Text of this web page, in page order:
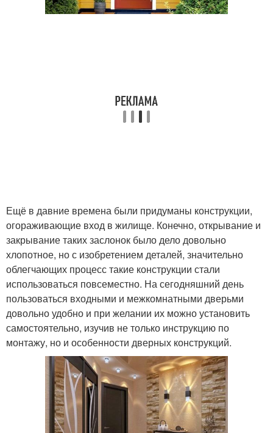
Ещё в давние времена были придуманы конструкции,
огораживающие вход в жилище. Конечно, открывание и
закрывание таких заслонок было дело довольно
хлопотное, но с изобретением деталей, значительно
облегчающих процесс такие конструкции стали
использоваться повсеместно. На сегодняшний день
пользоваться входными и межкомнатными дверьми
довольно удобно и при желании их можно установить
самостоятельно, изучив не только инструкцию по
монтажу, но и особенности дверных конструкций.